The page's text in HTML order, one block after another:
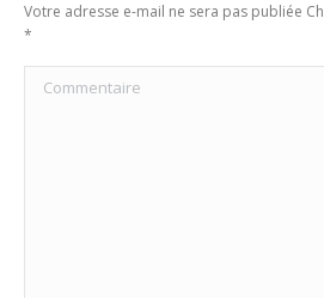
Votre adresse e-mail ne sera pas publiée
*
Commentaire